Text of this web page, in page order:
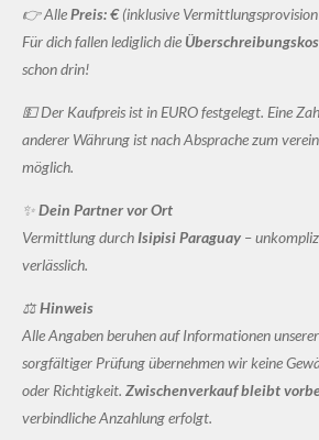
👉 AllePreis: €(inklusive
Für dich fallen lediglich die
schon drin!
💵 Der Kaufpreis ist in EURO festgelegt. Eine
anderer Währung ist nach Absprache zum
möglich.
✨Dein Partner vor Ort
Vermittlung durch Isipisi Paraguay –
verlässlich.
⚖️Hinweis
Alle Angaben beruhen auf Informationen
sorgfältiger Prüfung übernehmen wir keine
oder Richtigkeit. Zwischenverkauf bleibt
verbindliche Anzahlung erfolgt.